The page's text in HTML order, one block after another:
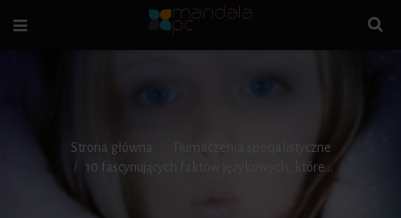
Strona główna
Tłumaczenia specjalistyczne
10 fascynujących faktów językowych, które...